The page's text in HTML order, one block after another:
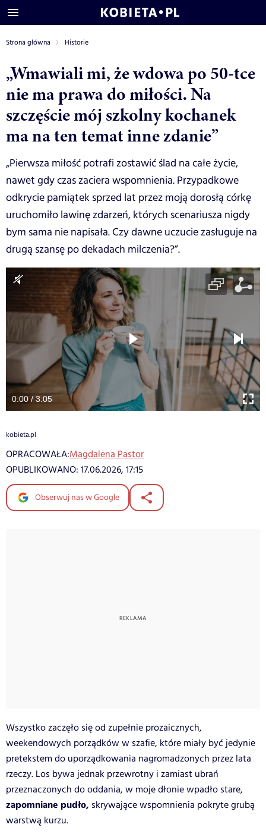
Strona główna Historie
„Wmawiali mi, że wdowa po 50-tce
nie ma prawa do miłości. Na
szczęście mój szkolny kochanek
ma na ten temat inne zdanie”
„Pierwsza miłość potrafi zostawić ślad na całe życie,
nawet gdy czas zaciera wspomnienia. Przypadkowe
odkrycie pamiątek sprzed lat przez moją dorosłą córkę
uruchomiło lawinę zdarzeń, których scenariusza nigdy
bym sama nie napisała. Czy dawne uczucie zasługuje na
drugą szansę po dekadach milczenia?”.
0:00 / 3:05
kobieta.pl
OPRACOWAŁA:Magdalena Pastor
OPUBLIKOWANO: 17.06.2026, 17:15
Obserwuj nas w Google
Wszystko zaczęło się od zupełnie prozaicznych,
weekendowych porządków w szafie, które miały być jedynie
pretekstem do uporządkowania nagromadzonych przez lata
rzeczy. Los bywa jednak przewrotny i zamiast ubrań
przeznaczonych do oddania, w moje dłonie wpadło stare,
zapomniane pudło, skrywające wspomnienia pokryte grubą
warstwą kurzu.